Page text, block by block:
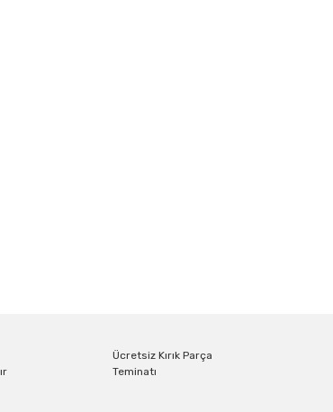
Ücretsiz Kırık Parça
Teminatı